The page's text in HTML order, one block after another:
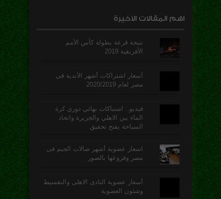
اهم المقالات الاخيرة
نتيجة قرعة بطولة كأس الأمم
الأفريقية 2019
أسعار اشتراكات أشهر الأندية فى
مصر لعام 2020/2019
فيديو.. اشتباكات نهائي دوري كرة
الماء بين الاهلي والجزيرة واتحاد
السباحة يفتح تحقيق
اسعار عضوية أشهر صالات الجيم فى
مصر وفروعها بالصور
أسعار عضوية النادى الاهلى والتقسيط
وشئون العضوية